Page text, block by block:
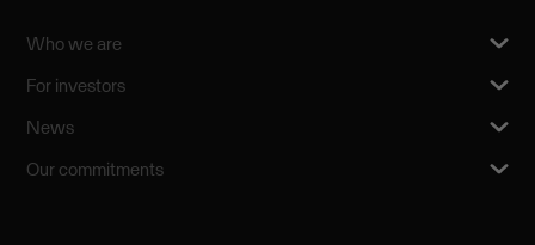
Who we are
For investors
News
Our commitments